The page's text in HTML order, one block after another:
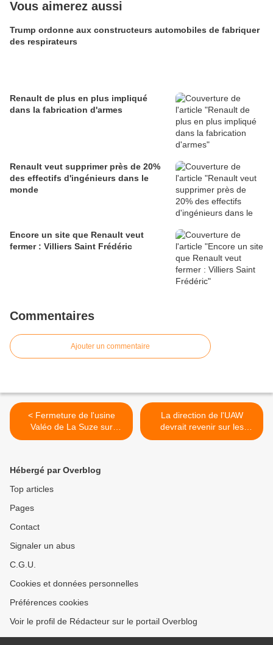
Vous aimerez aussi
Trump ordonne aux constructeurs automobiles de fabriquer
des respirateurs
Renault de plus en plus impliqué
dans la fabrication d'armes
Renault veut supprimer près de 20%
des effectifs d'ingénieurs dans le
monde
Encore un site que Renault veut
fermer : Villiers Saint Frédéric
Commentaires
Ajouter un commentaire
< Fermeture de l'usine
Valéo de La Suze sur
Sarthe
La direction de l'UAW
devrait revenir sur les
déclarations de soutien aux
Hébergé par Overblog
Top articles
Pages
Contact
Signaler un abus
C.G.U.
Cookies et données personnelles
Préférences cookies
Voir le profil de Rédacteur sur le portail Overblog